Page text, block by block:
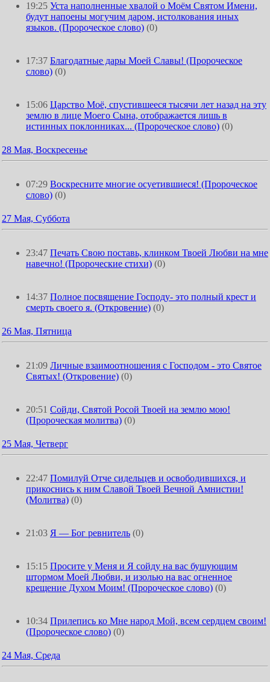
19:25 Уста наполненные хвалой о Моём Святом Имени,
будут напоены могучим даром, истолкования иных
языков. (Пророческое слово) (0)
17:37 Благодатные дары Моей Славы! (Пророческое
слово) (0)
15:06 Царство Моё, спустившееся тысячи лет назад на эту
землю в лице Моего Сына, отображается лишь в
истинных поклонниках... (Пророческое слово) (0)
28 Мая, Воскресенье
07:29 Воскресните многие осуетившиеся! (Пророческое
слово) (0)
27 Мая, Суббота
23:47 Печать Свою поставь, клинком Твоей Любви на мне
навечно! (Пророческие стихи) (0)
14:37 Полное посвящение Господу- это полный крест и
смерть своего я. (Откровение) (0)
26 Мая, Пятница
21:09 Личные взаимоотношения с Господом - это Святое
Святых! (Откровение) (0)
20:51 Сойди, Святой Росой Твоей на землю мою!
(Пророческая молитва) (0)
25 Мая, Четверг
22:47 Помилуй Отче сидельцев и освободившихся, и
прикоснись к ним Славой Твоей Вечной Амнистии!
(Молитва) (0)
21:03 Я — Бог ревнитель (0)
15:15 Просите у Меня и Я сойду на вас бушующим
штормом Моей Любви, и изолью на вас огненное
крещение Духом Моим! (Пророческое слово) (0)
10:34 Прилепись ко Мне народ Мой, всем сердцем своим!
(Пророческое слово) (0)
24 Мая, Среда